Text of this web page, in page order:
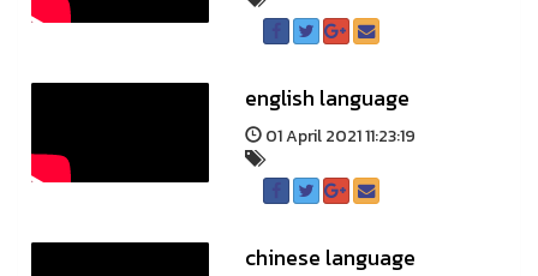
english language
01 April 2021 11:23:19
chinese language